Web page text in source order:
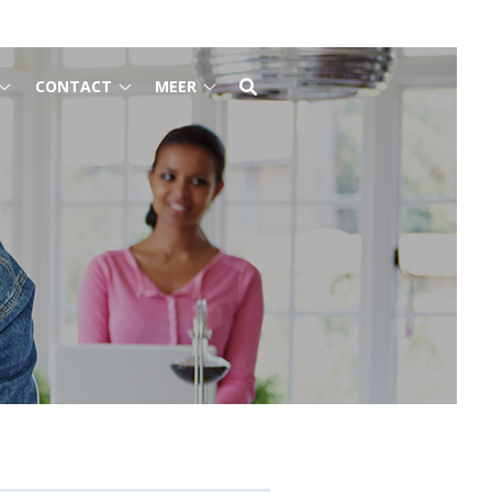
CONTACT
submenu
MEER
Meer
submenu